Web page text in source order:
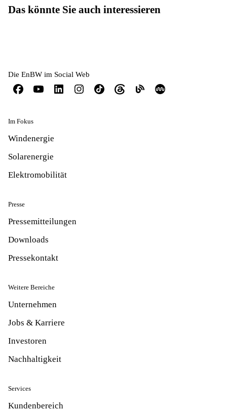
Das könnte Sie auch interessieren
Die EnBW im Social Web
Im Fokus
Windenergie
Solarenergie
Elektromobilität
Presse
Pressemitteilungen
Downloads
Pressekontakt
Weitere Bereiche
Unternehmen
Jobs & Karriere
Investoren
Nachhaltigkeit
Services
Kundenbereich